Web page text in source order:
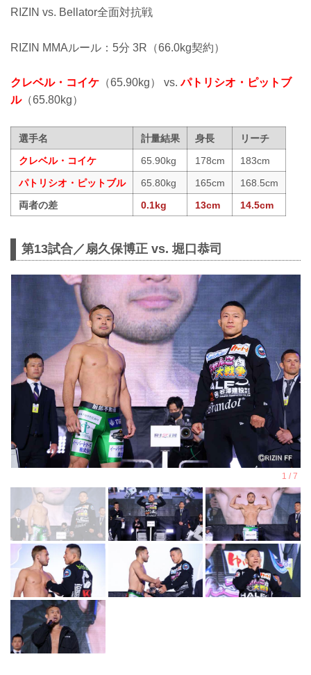
RIZIN vs. Bellator全面対抗戦
RIZIN MMAルール：5分 3R（66.0kg契約）
クレベル・コイケ （65.90kg） vs.パトリシオ・ピットブ
ル（65.80kg）
選手名 計量結果 身長
リーチ
クレベル・コイケ
65.90kg 178cm
183cm
パトリシオ・ピットブル
65.80kg 165cm
168.5cm
両者の差
0.1kg 13cm 14.5cm
第13試合／扇久保博正 vs. 堀口恭司